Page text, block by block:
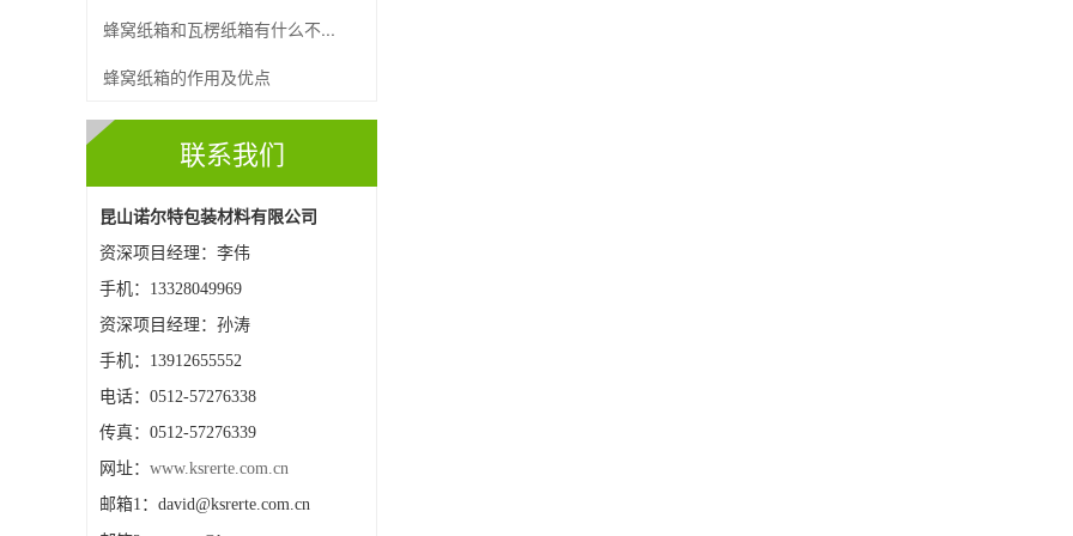
蜂窝纸箱和瓦楞纸箱有什么不...
蜂窝纸箱的作用及优点
联系我们
昆山诺尔特包装材料有限公司
资深项目经理：李伟
手机：13328049969
资深项目经理：孙涛
手机： 13912655552
电话：0512-57276338
传真：0512-57276339
网址： www.ksrerte.com.cn
邮箱1：david@ksrerte.com.cn